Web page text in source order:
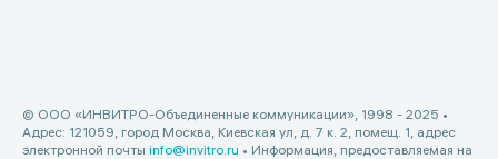
© ООО «ИНВИТРО-Объединенные коммуникации», 1998 - 2025 •
Адрес: 121059, город Москва, Киевская ул, д. 7 к. 2, помещ. 1, адрес
электронной почты info@invitro.ru • Информация, предоставляемая на